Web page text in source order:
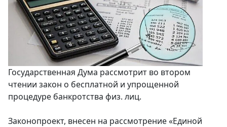
Государственная Дума рассмотрит во втором
чтении закон о бесплатной и упрощенной
процедуре банкротства физ. лиц.
Законопроект, внесен на рассмотрение «Единой